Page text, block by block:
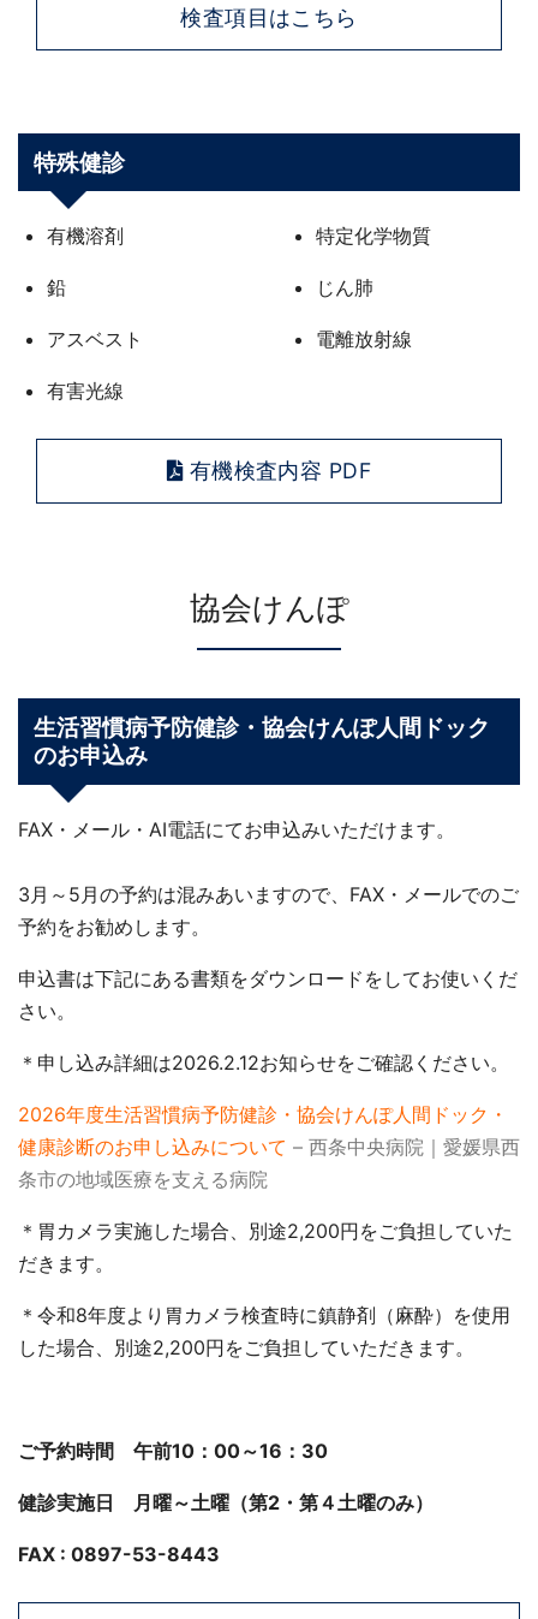
検査項目はこちら
特殊健診
有機溶剤 特定化学物質
鉛 じん肺
アスベスト 電離放射線
有害光線
有機検査内容 PDF
協会けんぽ
生活習慣病予防健診・協会けんぽ人間ドック
のお申込み
FAX・メール・AI電話にてお申込みいただけます。
3月～5月の予約は混みあいますので、FAX・メールでのご
予約をお勧めします。
申込書は下記にある書類をダウンロードをしてお使いくだ
さい。
＊申し込み詳細は2026.2.12お知らせをご確認ください。
2026年度生活習慣病予防健診・協会けんぽ人間ドック・
健康診断のお申し込みについて – 西条中央病院｜愛媛県西
条市の地域医療を支える病院
＊胃カメラ実施した場合、別途2,200円をご負担していた
だきます。
＊令和8年度より胃カメラ検査時に鎮静剤（麻酔）を使用
した場合、別途2,200円をご負担していただきます。
ご予約時間 午前10：00～16：30
健診実施日 月曜～土曜（第2・第４土曜のみ）
FAX : 0897-53-8443